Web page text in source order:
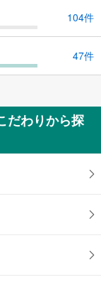
104件
47件
だわりから探